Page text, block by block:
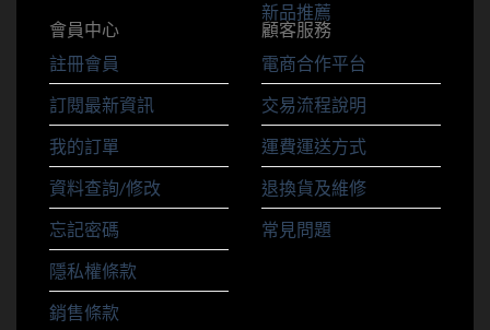
新品推薦
會員中心
註冊會員
訂閱最新資訊
我的訂單
資料查詢/修改
忘記密碼
隱私權條款
銷售條款
顧客服務
電商合作平台
交易流程說明
運費運送方式
退換貨及維修
常見問題